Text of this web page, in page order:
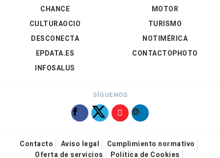
CHANCE
CULTURAOCIO
DESCONECTA
EPDATA.ES
INFOSALUS
MOTOR
TURISMO
NOTIMÉRICA
CONTACTOPHOTO
SÍGUENOS
Contacto Aviso legal
Cumplimiento normativo
Oferta de servicios
Política de Cookies